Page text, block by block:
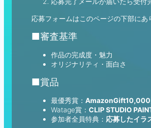
応募フォームはこのページの下部にあ
■審査基準
作品の完成度・魅力
オリジナリティ・面白さ
■賞品
最優秀賞： AmazonGift10,000
Watage賞： CLIP STUDIO
参加者全員特典： 応募したイラ